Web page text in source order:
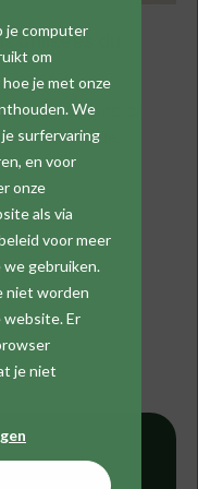
je computer
om
je met onze
We
surfervaring
en voor
onze
als via
voor meer
gebruiken.
niet worden
website. Er
je niet
utilisées du
un emploi
remplies de...
Next